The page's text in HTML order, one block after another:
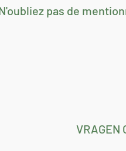
pas de
VRAGEN